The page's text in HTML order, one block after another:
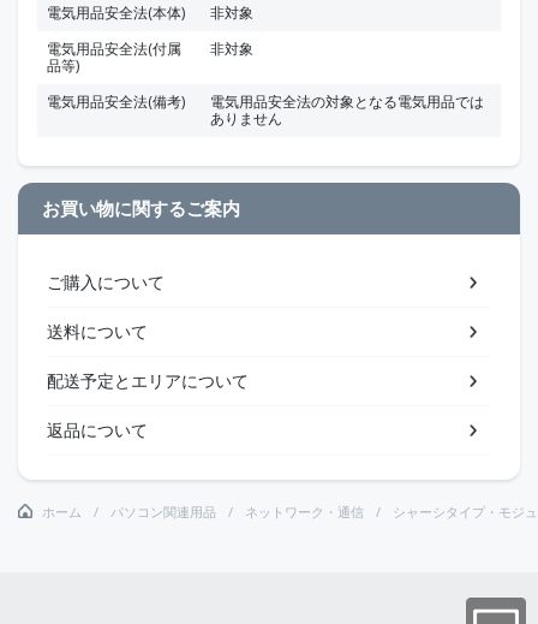
電気用品安全法(本体)
非対象
電気用品安全法(付属
品等)
非対象
電気用品安全法(備考)
電気用品安全法の対象となる電気用品では
ありません
お買い物に関するご案内
ご購入について
送料について
配送予定とエリアについて
返品について
ホーム パソコン関連用品 ネットワーク・通信 シャーシタイプ・モジ